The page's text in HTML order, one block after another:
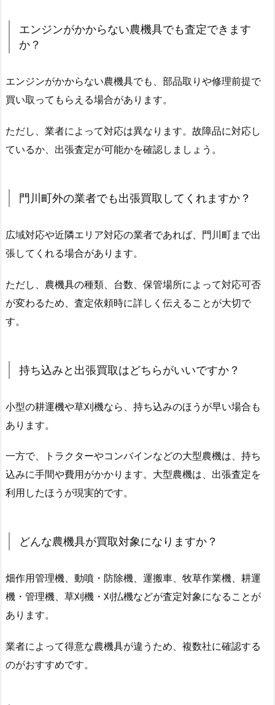
エンジンがかからない農機具でも査定できます
か？
エンジンがかからない農機具でも、部品取りや修理前提で
買い取ってもらえる場合があります。
ただし、業者によって対応は異なります。故障品に対応し
ているか、出張査定が可能かを確認しましょう。
門川町外の業者でも出張買取してくれますか？
広域対応や近隣エリア対応の業者であれば、門川町まで出
張してくれる場合があります。
ただし、農機具の種類、台数、保管場所によって対応可否
が変わるため、査定依頼時に詳しく伝えることが大切で
す。
持ち込みと出張買取はどちらがいいですか？
小型の耕運機や草刈機なら、持ち込みのほうが早い場合も
あります。
一方で、トラクターやコンバインなどの大型農機は、持ち
込みに手間や費用がかかります。大型農機は、出張査定を
利用したほうが現実的です。
どんな農機具が買取対象になりますか？
畑作用管理機、動噴・防除機、運搬車、牧草作業機、耕運
機・管理機、草刈機・刈払機などが査定対象になることが
あります。
業者によって得意な農機具が違うため、複数社に確認する
のがおすすめです。